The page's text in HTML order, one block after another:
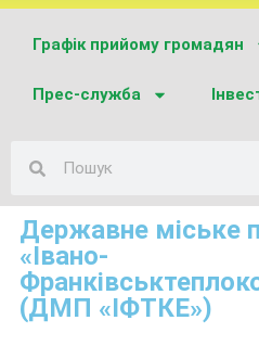
Графік прийому громадян
Прес-служба
Державне міське
«Івано-
(ДМП «ІФТКЕ»)